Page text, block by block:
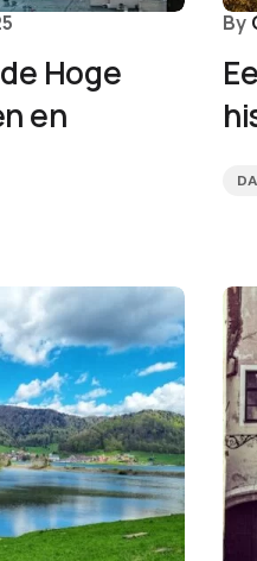
Hoge
en
By